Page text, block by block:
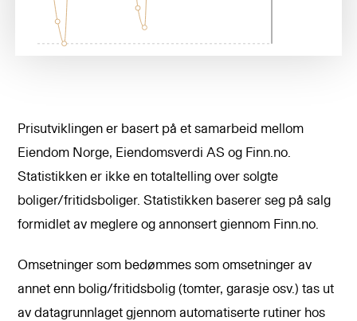
Prisutviklingen er basert på et samarbeid mellom
Eiendom Norge, Eiendomsverdi AS og Finn.no.
Statistikken er ikke en totaltelling over solgte
boliger/fritidsboliger. Statistikken baserer seg på salg
formidlet av meglere og annonsert giennom Finn.no.
Omsetninger som bedømmes som omsetninger av
annet enn bolig/fritidsbolig (tomter, garasje osv.) tas ut
av datagrunnlaget gjennom automatiserte rutiner hos